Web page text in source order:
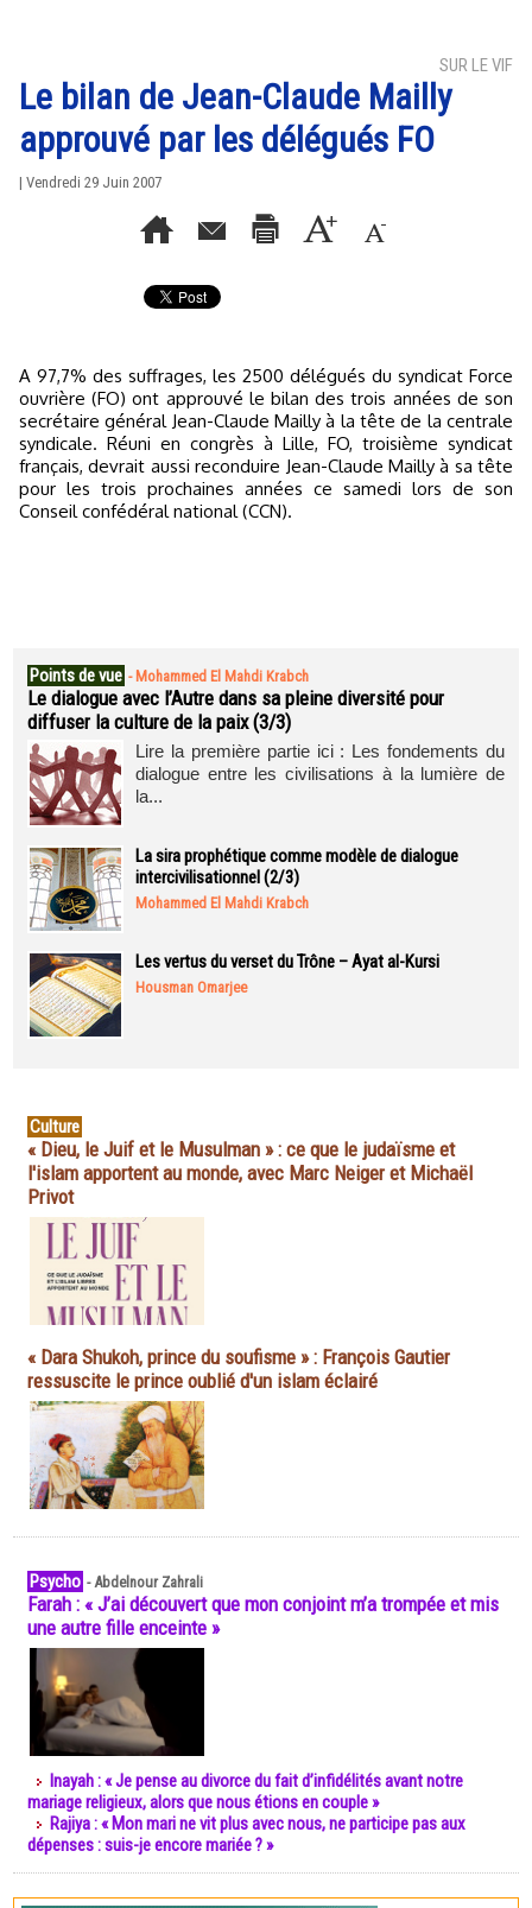
SUR LE VIF
Le bilan de Jean-Claude Mailly
approuvé par les délégués FO
| Vendredi 29 Juin 2007
A 97,7% des suffrages, les 2500 délégués du syndicat Force
ouvrière (FO) ont approuvé le bilan des trois années de son
secrétaire général Jean-Claude Mailly à la tête de la centrale
syndicale. Réuni en congrès à Lille, FO, troisième syndicat
français, devrait aussi reconduire Jean-Claude Mailly à sa tête
pour les trois prochaines années ce samedi lors de son
Conseil confédéral national (CCN).
Points de vue - Mohammed El Mahdi Krabch
Le dialogue avec l’Autre dans sa pleine diversité pour
diffuser la culture de la paix (3/3)
Lire la première partie ici : Les fondements du
dialogue entre les civilisations à la lumière de
la...
La sira prophétique comme modèle de dialogue
intercivilisationnel (2/3)
Mohammed El Mahdi Krabch
Les vertus du verset du Trône – Ayat al-Kursi
Housman Omarjee
Culture
« Dieu, le Juif et le Musulman » : ce que le judaïsme et
l'islam apportent au monde, avec Marc Neiger et Michaël
Privot
« Dara Shukoh, prince du soufisme » : François Gautier
ressuscite le prince oublié d'un islam éclairé
Psycho -Abdelnour Zahrali
Farah : « J’ai découvert que mon conjoint m’a trompée et mis
une autre fille enceinte »
Inayah : « Je pense au divorce du fait d’infidélités avant notre
mariage religieux, alors que nous étions en couple »
Rajiya : « Mon mari ne vit plus avec nous, ne participe pas aux
dépenses : suis-je encore mariée ? »